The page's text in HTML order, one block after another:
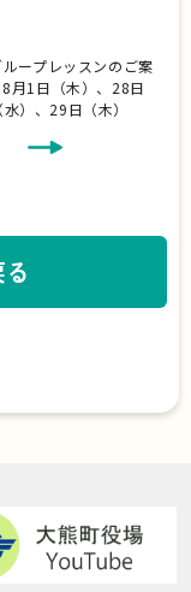
ープレッスンのご案
8月1日（木）、28日
（水）、29日（木）